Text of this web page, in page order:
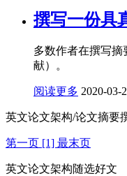
撰写一份具
多数作者在撰写
献）。
阅读更多 2020-03-
英文论文架构/论文摘要
第一页 [1] 最末页
英文论文架构随选好文